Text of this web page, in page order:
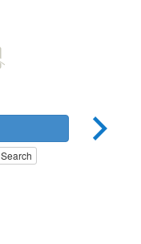
Search